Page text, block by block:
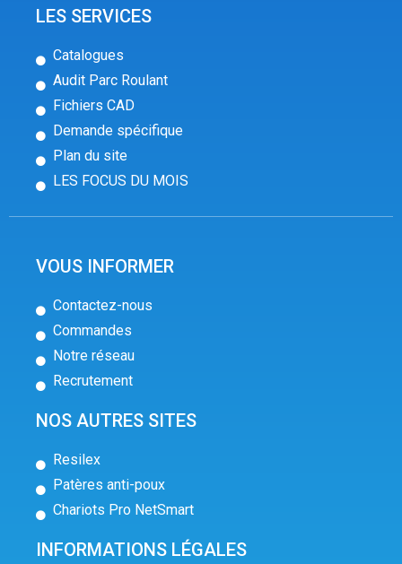
LES SERVICES
Catalogues
Audit Parc Roulant
Fichiers CAD
Demande spécifique
Plan du site
LES FOCUS DU MOIS
VOUS INFORMER
Contactez-nous
Commandes
Notre réseau
Recrutement
NOS AUTRES SITES
Resilex
Patères anti-poux
Chariots Pro NetSmart
INFORMATIONS LÉGALES